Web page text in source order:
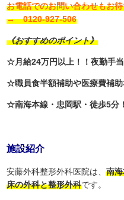
お電話でのお問い合わせもお
→ 0120-927-506
《おすすめのポイント》
☆月給24万円以上！！夜勤手
☆職員食半額補助や医療費補
☆南海本線・忠岡駅・徒歩5分
施設紹介
安藤外科整形外科医院は、南
床の外科と整形外科です。